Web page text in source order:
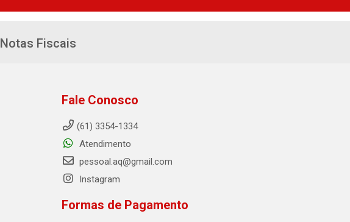
Notas Fiscais
Fale Conosco
(61) 3354-1334
Atendimento
pessoal.aq@gmail.com
Instagram
Formas de Pagamento